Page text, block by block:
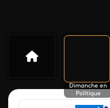
Dimanche en
Politique